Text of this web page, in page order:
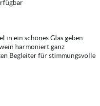
in ein schönes Glas geben.
harmoniert ganz
Begleiter für stimmungsvolle